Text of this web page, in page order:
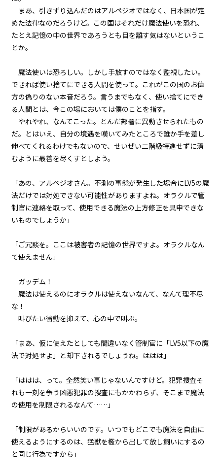
フォント
背景色
黒
横組み
第１話
『Serial killer（連続殺人鬼）』
＜２１＞
『Serial killer（連続殺人鬼）』
＜２２＞
第１話
『Serial killer（連続殺人鬼）』
＜２３＞
第１話
『Serial killer（連続殺人鬼）』
第２話
『Monsters（怪物たち）』＜１
＞
『Monsters（怪物たち）』＜２
＞
第２話
第２話
＞
第２話
第２話
まあ、引きずり込んだのはアルペジオではなく、日本国が定
めた法律なのだろうけど。この国はそれだけ魔法使いを恐れ、
たとえ記憶の中の世界であろうとも目を離す気はないというこ
とか。
魔法使いは恐ろしい。しかし手放すのではなく監視したい。
できれば使い捨てにできる人間を使って。これがこの国のお偉
方の偽りのない本音だろう。言うまでもなく、使い捨てにでき
る人間とは、今この場においては僕のことを指す。
やれやれ、なんてこった。とんだ部署に異動させられたもの
だ。とはいえ、自分の境遇を嘆いてみたところで誰か手を差し
伸べてくれるわけでもないので、せいぜい二階級特進せずに済
むように最善を尽くすとしよう。
「あの、アルペジオさん。不測の事態が発生した場合にLV5の魔
法だけでは対処できない可能性がありますよね。オラクルで管
制官に連絡を取って、使用できる魔法の上方修正を具申できな
いものでしょうか」
「ご冗談を。ここは被害者の記憶の世界ですよ。オラクルなん
て使えません」
ガッデム！
魔法は使えるのにオラクルは使えないなんて、なんて理不尽
な！
叫びたい衝動を抑えて、心の中で叫ぶ。
「まあ、仮に使えたとしても間違いなく管制官に「LV5以下の魔
法で対処せよ」と却下されるでしょうね。ははは」
「ははは、って。全然笑い事じゃないんですけど。犯罪捜査――そ
れも一刻を争う凶悪犯罪の捜査にもかかわらず、そこまで魔法
の使用を制限されるなんて……」
「制限があるからいいのです。いつでもどこでも魔法を自由に
使えるようにするのは、猛獣を檻から出して放し飼いにするの
と同じ行為ですから」